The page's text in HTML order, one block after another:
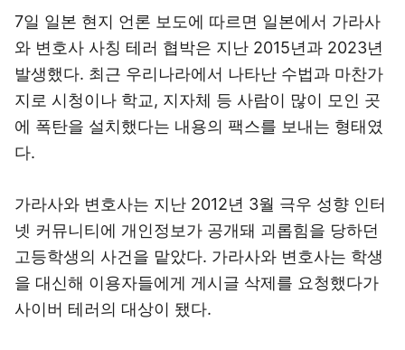
7일 일본 현지 언론 보도에 따르면 일본에서 가라사
와 변호사 사칭 테러 협박은 지난 2015년과 2023년
발생했다. 최근 우리나라에서 나타난 수법과 마찬가
지로 시청이나 학교, 지자체 등 사람이 많이 모인 곳
에 폭탄을 설치했다는 내용의 팩스를 보내는 형태였
다.
가라사와 변호사는 지난 2012년 3월 극우 성향 인터
넷 커뮤니티에 개인정보가 공개돼 괴롭힘을 당하던
고등학생의 사건을 맡았다. 가라사와 변호사는 학생
을 대신해 이용자들에게 게시글 삭제를 요청했다가
사이버 테러의 대상이 됐다.